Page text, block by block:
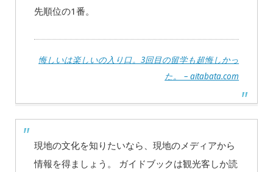
先順位の1番。
悔しいは楽しいの入り口。3回目の留学も超悔しかっ
た。 – aitabata.com
現地の文化を知りたいなら、現地のメディアから
情報を得ましょう。 ガイドブックは観光客しか読